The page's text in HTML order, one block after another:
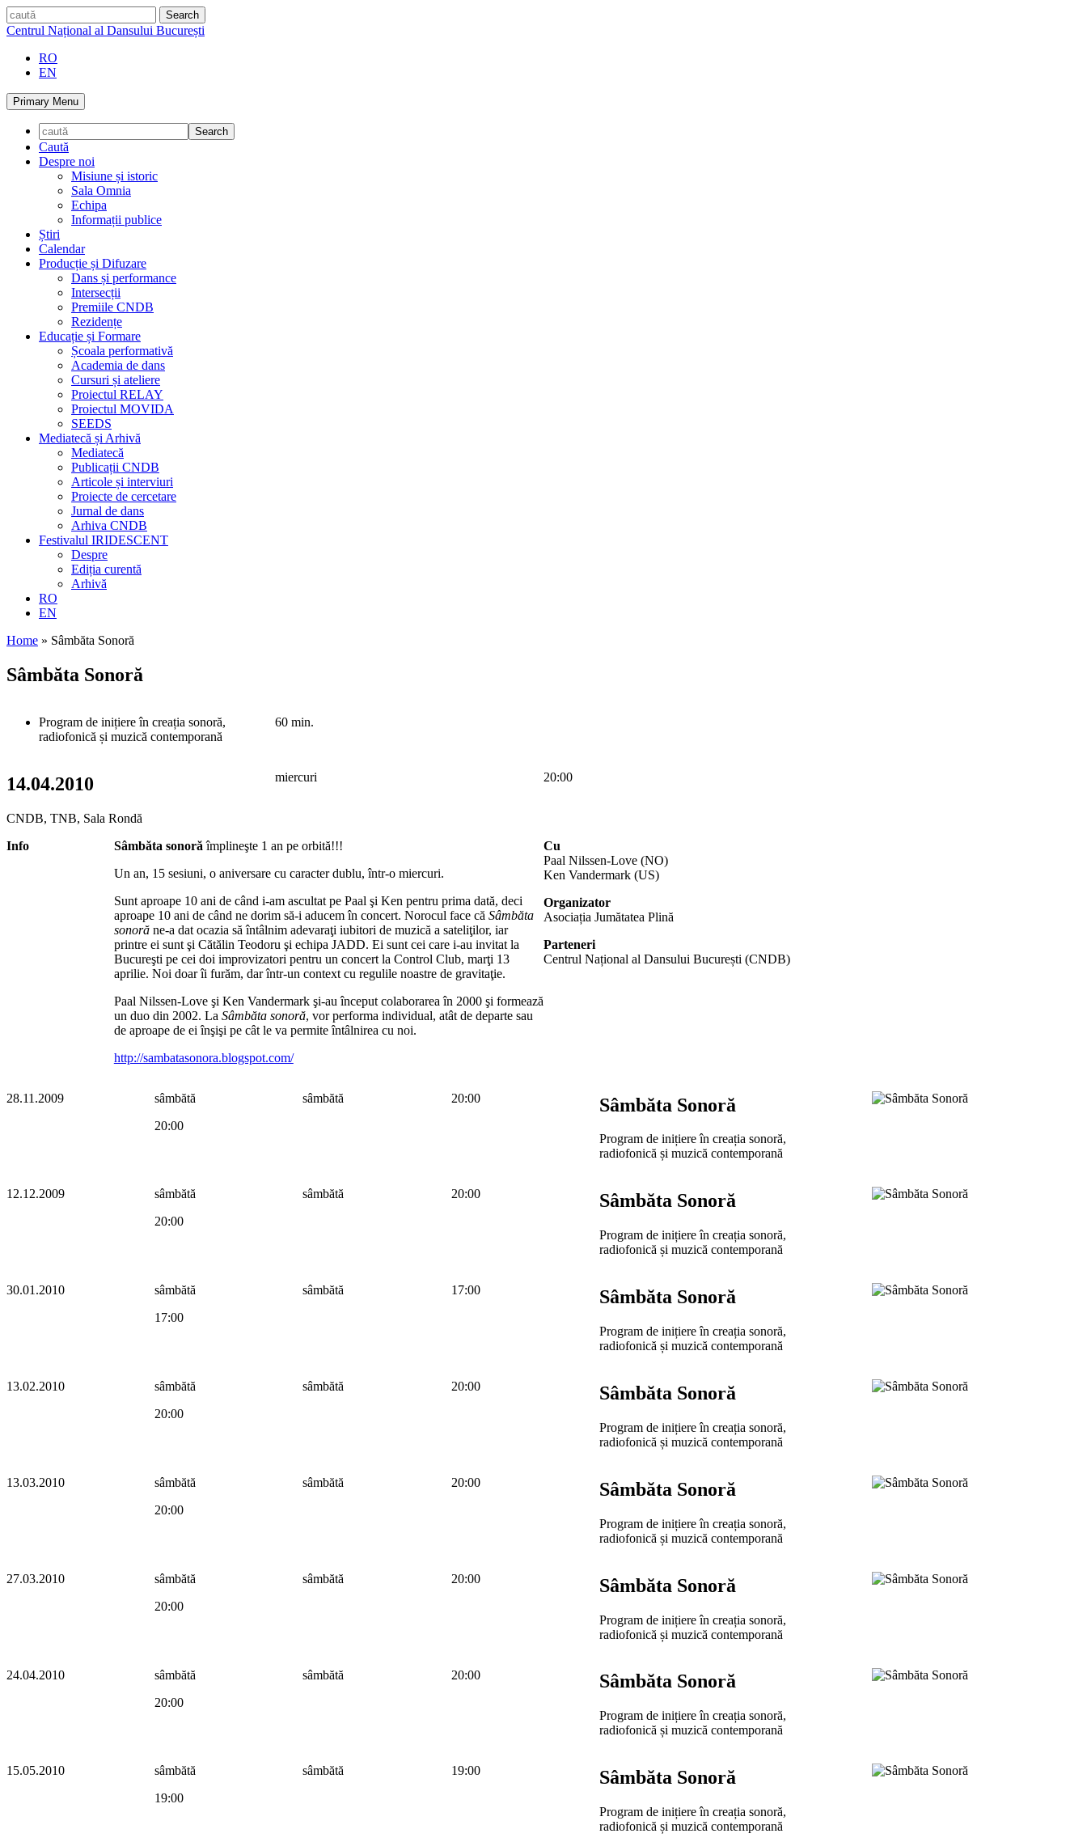
Skip
to
caută
Centrul Național al Dansului București
RO
EN
Primary Menu
Caută
Despre noi
Misiune și istoric
Sala Omnia
Echipa
Informații publice
Știri
Calendar
Producție și Difuzare
Dans și performance
Intersecții
Premiile CNDB
Rezidențe
Educație și Formare
Școala performativă
Academia de dans
Cursuri și ateliere
Proiectul RELAY
Proiectul MOVIDA
SEEDS
Mediatecă și Arhivă
Mediatecă
Publicații CNDB
Articole și interviuri
Proiecte de cercetare
Jurnal de dans
Arhiva CNDB
Festivalul IRIDESCENT
Despre
Ediția curentă
Arhivă
RO
EN
Home » Sâmbăta Sonoră
Sâmbăta Sonoră
Program de inițiere în creația sonoră,
radiofonică și muzică contemporană
60 min.
14.04.2010 miercuri 20:00
CNDB, TNB, Sala Rondă
Info
Sâmbăta sonoră împlineşte 1 an pe orbită!!!
Un an, 15 sesiuni, o aniversare cu caracter dublu, într-o miercuri.
Sunt aproape 10 ani de când i-am ascultat pe Paal şi Ken pentru prima dată, deci
aproape 10 ani de când ne dorim să-i aducem în concert. Norocul face că Sâmbăta
sonoră ne-a dat ocazia să întâlnim adevaraţi iubitori de muzică a sateliţilor, iar
printre ei sunt şi Cătălin Teodoru şi echipa JADD. Ei sunt cei care i-au invitat la
Bucureşti pe cei doi improvizatori pentru un concert la Control Club, marţi 13
aprilie. Noi doar îi furăm, dar într-un context cu regulile noastre de gravitaţie.
Paal Nilssen-Love şi Ken Vandermark şi-au început colaborarea în 2000 şi formează
un duo din 2002. La Sâmbăta sonoră, vor performa individual, atât de departe sau
de aproape de ei înşişi pe cât le va permite întâlnirea cu noi.
http://sambatasonora.blogspot.com/
Cu
Paal Nilssen-Love (NO)
Ken Vandermark (US)
Organizator
Asociația Jumătatea Plină
Parteneri
Centrul Național al Dansului București (CNDB)
28.11.2009
sâmbătă
20:00
sâmbătă 20:00 Sâmbăta Sonoră
Program de inițiere în creația sonoră,
radiofonică și muzică contemporană
12.12.2009
sâmbătă
20:00
sâmbătă 20:00 Sâmbăta Sonoră
Program de inițiere în creația sonoră,
radiofonică și muzică contemporană
30.01.2010
sâmbătă
17:00
sâmbătă 17:00 Sâmbăta Sonoră
Program de inițiere în creația sonoră,
radiofonică și muzică contemporană
13.02.2010
sâmbătă
20:00
sâmbătă 20:00 Sâmbăta Sonoră
Program de inițiere în creația sonoră,
radiofonică și muzică contemporană
13.03.2010
sâmbătă
20:00
sâmbătă 20:00 Sâmbăta Sonoră
Program de inițiere în creația sonoră,
radiofonică și muzică contemporană
27.03.2010
sâmbătă
20:00
sâmbătă 20:00 Sâmbăta Sonoră
Program de inițiere în creația sonoră,
radiofonică și muzică contemporană
24.04.2010
sâmbătă
20:00
sâmbătă 20:00 Sâmbăta Sonoră
Program de inițiere în creația sonoră,
radiofonică și muzică contemporană
15.05.2010
sâmbătă
19:00
sâmbătă 19:00 Sâmbăta Sonoră
Program de inițiere în creația sonoră,
radiofonică și muzică contemporană